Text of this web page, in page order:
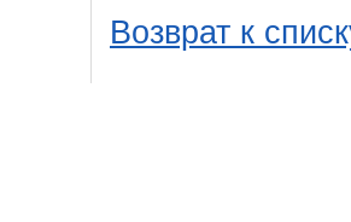
Возврат к